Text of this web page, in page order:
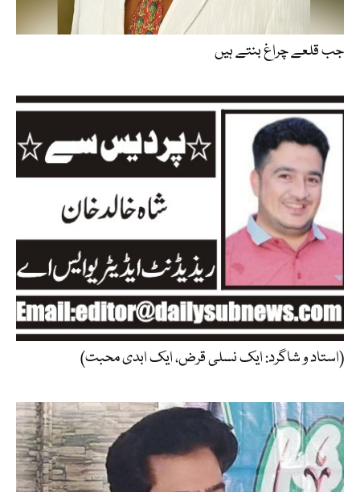
جب قلعے چراغ بنتے ہیں
(استاد و شاگرد: ایک نسلی قرض، ایک ابدی محبت)